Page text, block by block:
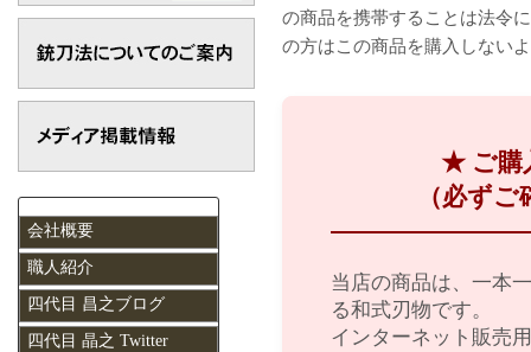
の商品を携帯することは法令
の方はこの商品を購入しない
★ ご購
（必ず
当店の商品は、一本
る和式刃物です。
インターネット販売
会社概要
職人紹介
四代目 昌之ブログ
四代目 晶之 Twitter